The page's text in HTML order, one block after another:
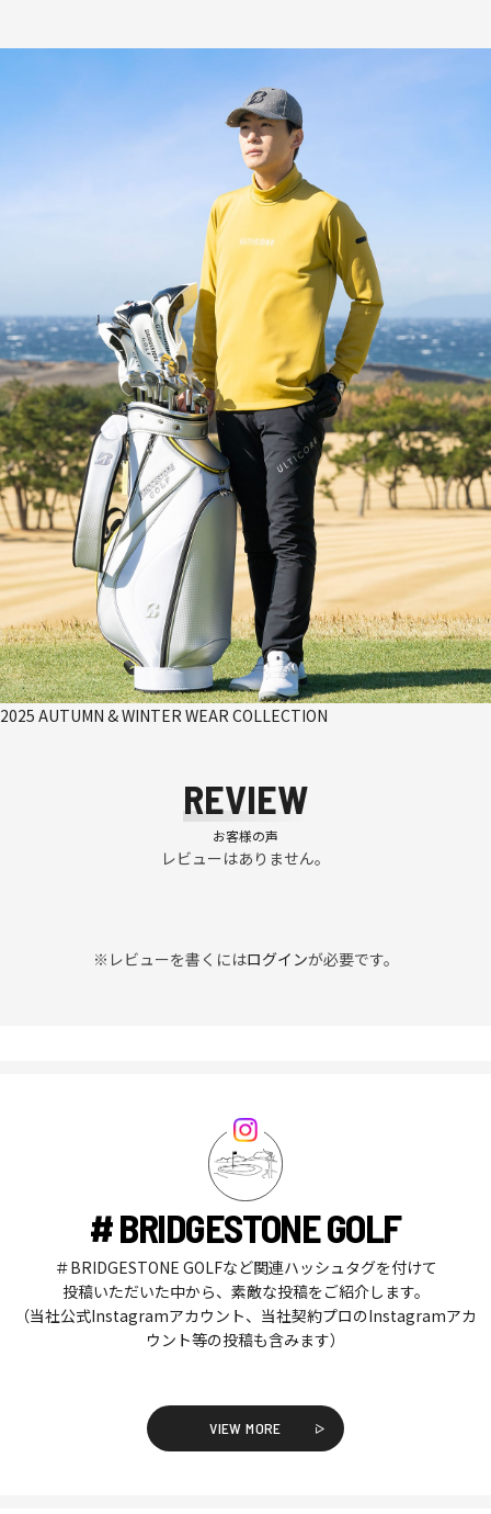
2025 AUTUMN & WINTER WEAR COLLECTION
REVIEW
お客様の声
レビューはありません。
※レビューを書くにはログインが必要です。
# BRIDGESTONE GOLF
＃BRIDGESTONE GOLFなど関連ハッシュタグを付けて
投稿いただいた中から、素敵な投稿をご紹介します。
（当社公式Instagramアカウント、当社契約プロのInstagramアカ
ウント等の投稿も含みます）
VIEW MORE